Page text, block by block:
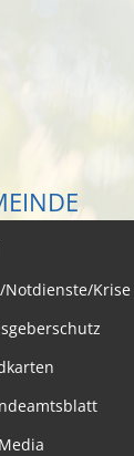
Notdienste/Krise